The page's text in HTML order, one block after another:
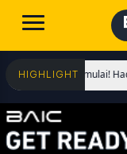
HIGHLIGHT
Dimulai! Hadirkan